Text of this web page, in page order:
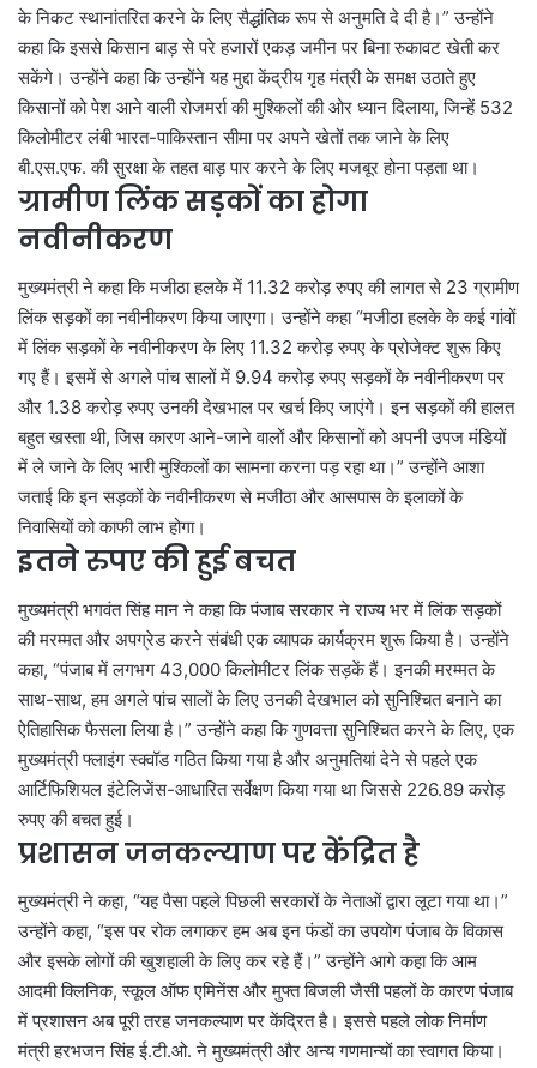
के निकट स्थानांतरित करने के लिए सैद्धांतिक रूप से अनुमति दे दी है।” उन्होंने
कहा कि इससे किसान बाड़ से परे हजारों एकड़ जमीन पर बिना रुकावट खेती कर
सकेंगे। उन्होंने कहा कि उन्होंने यह मुद्दा केंद्रीय गृह मंत्री के समक्ष उठाते हुए
किसानों को पेश आने वाली रोजमर्रा की मुश्किलों की ओर ध्यान दिलाया, जिन्हें 532
किलोमीटर लंबी भारत-पाकिस्तान सीमा पर अपने खेतों तक जाने के लिए
बी.एस.एफ. की सुरक्षा के तहत बाड़ पार करने के लिए मजबूर होना पड़ता था।
ग्रामीण लिंक सड़कों का होगा
नवीनीकरण
मुख्यमंत्री ने कहा कि मजीठा हलके में 11.32 करोड़ रुपए की लागत से 23 ग्रामीण
लिंक सड़कों का नवीनीकरण किया जाएगा। उन्होंने कहा “मजीठा हलके के कई गांवों
में लिंक सड़कों के नवीनीकरण के लिए 11.32 करोड़ रुपए के प्रोजेक्ट शुरू किए
गए हैं। इसमें से अगले पांच सालों में 9.94 करोड़ रुपए सड़कों के नवीनीकरण पर
और 1.38 करोड़ रुपए उनकी देखभाल पर खर्च किए जाएंगे। इन सड़कों की हालत
बहुत खस्ता थी, जिस कारण आने-जाने वालों और किसानों को अपनी उपज मंडियों
में ले जाने के लिए भारी मुश्किलों का सामना करना पड़ रहा था।” उन्होंने आशा
जताई कि इन सड़कों के नवीनीकरण से मजीठा और आसपास के इलाकों के
निवासियों को काफी लाभ होगा।
इतने रुपए की हुई बचत
मुख्यमंत्री भगवंत सिंह मान ने कहा कि पंजाब सरकार ने राज्य भर में लिंक सड़कों
की मरम्मत और अपग्रेड करने संबंधी एक व्यापक कार्यक्रम शुरू किया है। उन्होंने
कहा, “पंजाब में लगभग 43,000 किलोमीटर लिंक सड़कें हैं। इनकी मरम्मत के
साथ-साथ, हम अगले पांच सालों के लिए उनकी देखभाल को सुनिश्चित बनाने का
ऐतिहासिक फैसला लिया है।” उन्होंने कहा कि गुणवत्ता सुनिश्चित करने के लिए, एक
मुख्यमंत्री फ्लाइंग स्क्वॉड गठित किया गया है और अनुमतियां देने से पहले एक
आर्टिफिशियल इंटेलिजेंस-आधारित सर्वेक्षण किया गया था जिससे 226.89 करोड़
रुपए की बचत हुई।
प्रशासन जनकल्याण पर केंद्रित है
मुख्यमंत्री ने कहा, “यह पैसा पहले पिछली सरकारों के नेताओं द्वारा लूटा गया था।”
उन्होंने कहा, “इस पर रोक लगाकर हम अब इन फंडों का उपयोग पंजाब के विकास
और इसके लोगों की खुशहाली के लिए कर रहे हैं।” उन्होंने आगे कहा कि आम
आदमी क्लिनिक, स्कूल ऑफ एमिनेंस और मुफ्त बिजली जैसी पहलों के कारण पंजाब
में प्रशासन अब पूरी तरह जनकल्याण पर केंद्रित है। इससे पहले लोक निर्माण
मंत्री हरभजन सिंह ई.टी.ओ. ने मुख्यमंत्री और अन्य गणमान्यों का स्वागत किया।